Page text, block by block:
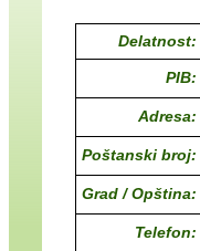
Delatnost:
PIB:
Adresa:
Poštanski broj:
Grad / Opština:
Telefon: